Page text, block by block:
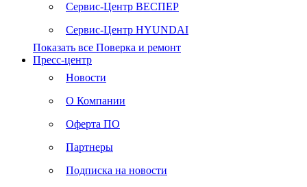
Сервис-Центр ВЕСПЕР
Сервис-Центр HYUNDAI
Показать все Поверка и ремонт
Пресс-центр
Новости
О Компании
Оферта ПО
Партнеры
Подписка на новости